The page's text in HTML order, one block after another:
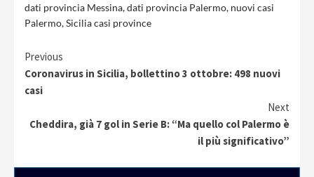
dati provincia Messina,dati provincia Palermo, nuovi casi
Palermo,Sicilia casi province
Continue
Reading
Previous
Coronavirus in Sicilia, bollettino 3 ottobre: 498 nuovi
casi
Next
Cheddira, già 7 gol in Serie B: “Ma quello col Palermo è
il più significativo”